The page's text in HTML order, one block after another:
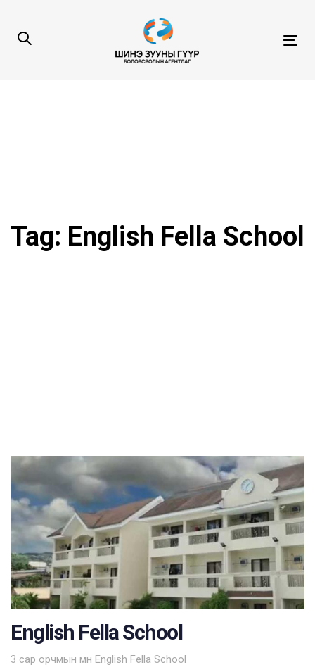
content
Tag: English Fella School
English Fella School
3 сар орчмын өмнө
Tags
English Fella School